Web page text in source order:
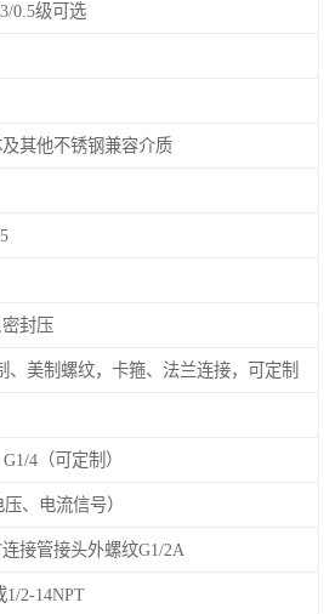
0.5级可选
其他不锈钢兼容介质
封压
、美制螺纹，卡箍、法兰连接，可定制
4（可定制）
、电流信号）
连接管接头外螺纹G1/2A
1/2-14NPT